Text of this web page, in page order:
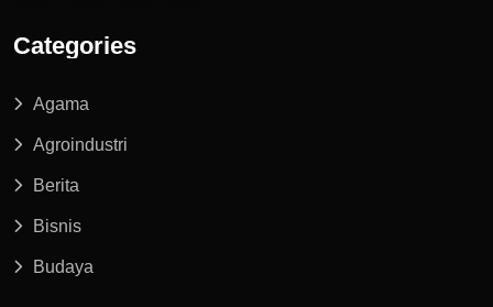
Categories
Agama
Agroindustri
Berita
Bisnis
Budaya